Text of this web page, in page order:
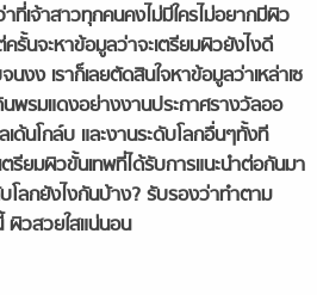
ที่เจ้าสาวทุกคนคงไม่มีใครไม่อยากมีผิว
ครั้นจะหาข้อมูลว่าจะเตรียมผิวยังไงดี
นงง เราก็เลยตัดสินใจหาข้อมูลว่าเหล่าเซ
นพรมแดงอย่างงานประกาศรางวัลออ
เด้นโกล์บ และงานระดับโลกอื่นๆทั้งที
ยมผิวขั้นเทพที่ได้รับการแนะนำต่อกันมา
โลกยังไงกันบ้าง?รับรองว่าทำตาม
ผิวสวยใสแน่นอน